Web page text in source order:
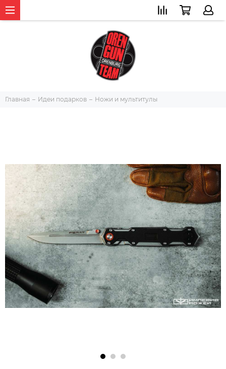
Главная Идеи подарков Ножи и мультитулы